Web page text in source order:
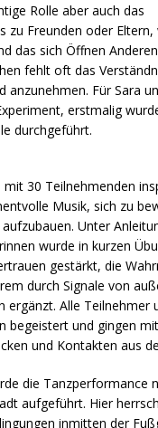
Rolle aber auch das
zu Freunden oder
das sich Öffnen
fehlt oft das
anzunehmen. Für Sara
erstmalig
durchgeführt.
30 Teilnehmenden
Musik, sich zu
Unter
wurde in kurzen
gestärkt, die
durch Signale von
ergänzt. Alle Teilnehmer
begeistert und gingen
und Kontakten aus
die Tanzperformance
aufgeführt. Hier
inmitten der